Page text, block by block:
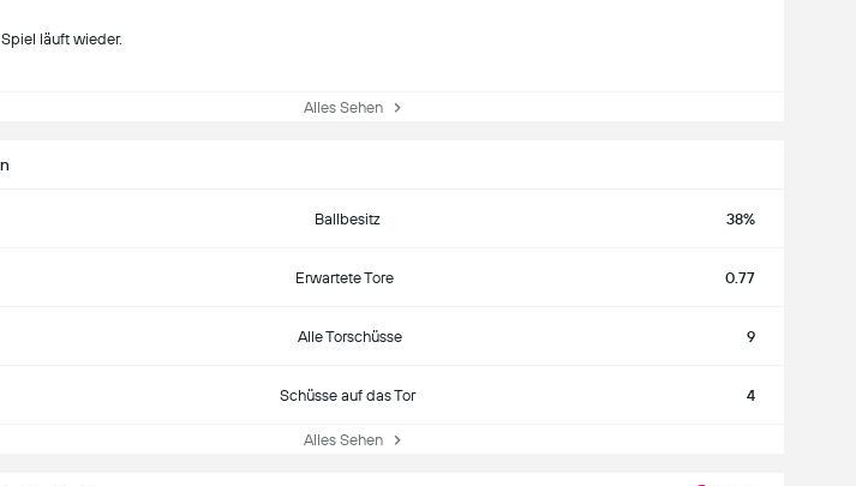
läuft wieder.
Alles Sehen
Ballbesitz 38%
Erwartete Tore 0.77
Alle Torschüsse 9
Schüsse auf das Tor 4
Alles Sehen